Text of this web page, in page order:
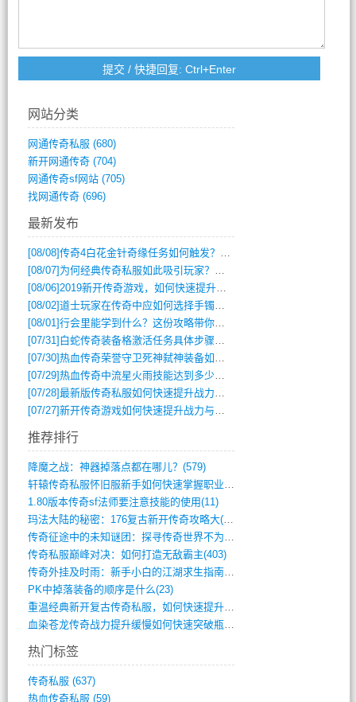
网站分类
网通传奇私服 (680)
新开网通传奇(704)
网通传奇sf网站(705)
找网通传奇(696)
最新发布
[08/08]传奇4白花金针奇缘任务如何触发？完整攻略解析
[08/07] 为何经典传奇私服如此吸引玩家？深度攻略解析
[08/06]2019新开传奇游戏，如何快速提升角色等级？
[08/02]道士玩家在传奇中应如何选择手镯装备？
[08/01]行会里能学到什么？这份攻略带你全掌握
[07/31] 白蛇传奇装备格激活任务具体步骤是什么？如何完成？
[07/30]热血传奇荣誉守卫死神弑神装备如何获取与佩戴攻略？
[07/29]热血传奇中流星火雨技能达到多少级可以开始练装备？
[07/28]最新版传奇私服如何快速提升战力与获取稀有装备？
[07/27]新开传奇游戏如何快速提升战力与获取稀有装备？
推荐排行
降魔之战：神器掉落点都在哪儿？(579)
轩辕传奇私服怀旧服新手如何快速掌握职业选(993)
1.80版本传奇sf法师要注意技能的使用(11)
玛法大陆的秘密：176复古新开传奇攻略大(486)
传奇征途中的未知谜团：探寻传奇世界不为人(595)
传奇私服巅峰对决：如何打造无敌霸主(403)
传奇外挂及时雨：新手小白的江湖求生指南(802)
PK中掉落装备的顺序是什么(23)
重温经典新开复古传奇私服，如何快速提升等(392)
血染苍龙传奇战力提升缓慢如何快速突破瓶颈(654)
热门标签
传奇私服 (637)
热血传奇私服 (59)